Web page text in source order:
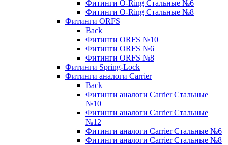
Фитинги O-Ring Стальные №6
Фитинги O-Ring Стальные №8
Фитинги ORFS
Back
Фитинги ORFS №10
Фитинги ORFS №6
Фитинги ORFS №8
Фитинги Spring-Lock
Фитинги аналоги Carrier
Back
Фитинги аналоги Carrier Стальные
№10
Фитинги аналоги Carrier Стальные
№12
Фитинги аналоги Carrier Стальные №6
Фитинги аналоги Carrier Стальные №8